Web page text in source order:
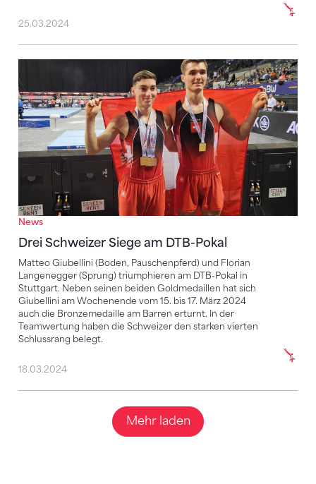
25.03.2024
News
Drei Schweizer Siege am DTB-Pokal
Matteo Giubellini (Boden, Pauschenpferd) und Florian
Langenegger (Sprung) triumphieren am DTB-Pokal in
Stuttgart. Neben seinen beiden Goldmedaillen hat sich
Giubellini am Wochenende vom 15. bis 17. März 2024
auch die Bronzemedaille am Barren erturnt. In der
Teamwertung haben die Schweizer den starken vierten
Schlussrang belegt.
Drei Schweizer Siege am DTB-Pokal
18.03.2024
Mehr laden